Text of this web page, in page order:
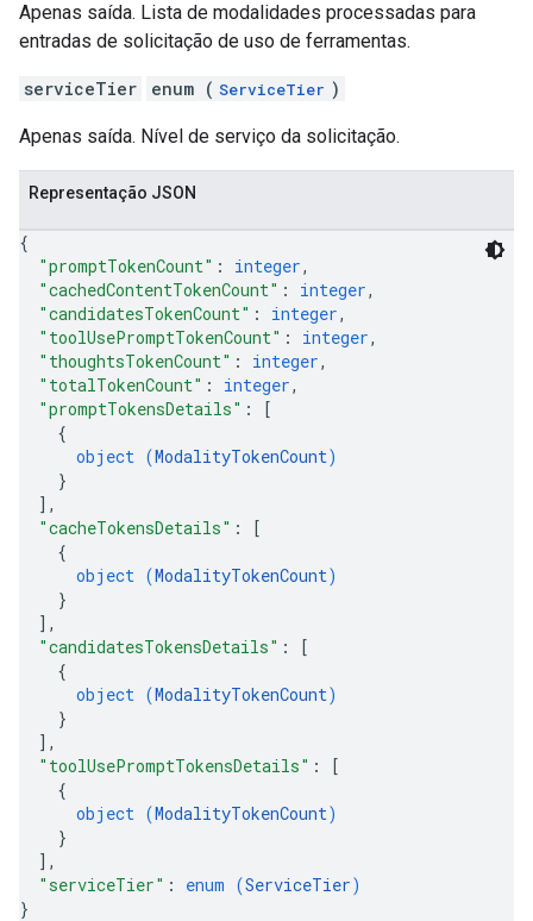
Apenas saída. Lista de modalidades processadas para
entradas de solicitação de uso de ferramentas.
serviceTier enum ( ServiceTier )
Apenas saída. Nível de serviço da solicitação.
Representação JSON
{
"promptTokenCount" : integer,
"cachedContentTokenCount" : integer,
"candidatesTokenCount" : integer,
"toolUsePromptTokenCount" : integer,
"thoughtsTokenCount" : integer,
"totalTokenCount" : integer,
"promptTokensDetails" :
[
{
object (ModalityTokenCount)
}
] ,
"cacheTokensDetails" :
[
{
object (ModalityTokenCount)
}
] ,
"candidatesTokensDetails" :
[
{
object (ModalityTokenCount)
}
] ,
"toolUsePromptTokensDetails" :
[
{
object (ModalityTokenCount)
}
] ,
"serviceTier" : enum (ServiceTier)
}